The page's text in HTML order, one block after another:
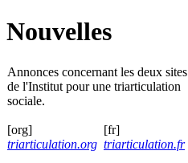
Nouvelles
Annonces concernant les deux sites
de l'Institut pour une triarticulation
sociale.
[org]
triarticulation.org
[fr]
triarticulation.fr